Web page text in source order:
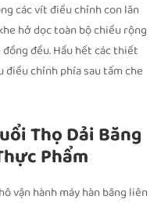
các vít điều chỉnh con lăn
hở dọc toàn bộ chiều rộng
đều. Hầu hết các thiết
điều chỉnh phía sau tấm che
Thọ Dải Băng
Phẩm
vận hành máy hàn băng liên